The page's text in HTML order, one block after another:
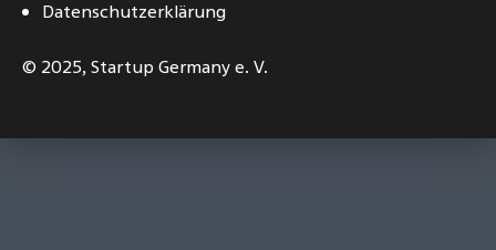
Datenschutzerklärung
© 2025,Startup Germany e. V.